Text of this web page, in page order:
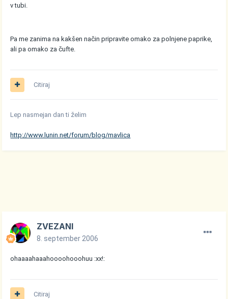
v tubi.
Pa me zanima na kakšen način pripravite omako za polnjene paprike,
ali pa omako za čufte.
Citiraj
Lep nasmejan dan ti želim
http://www.lunin.net/forum/blog/mavlica
ZVEZANI
8. september 2006
ohaaaahaaahoooohooohuu :xx!:
Citiraj